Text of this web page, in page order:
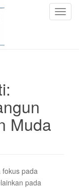
T
Muda
fokus pada
pada